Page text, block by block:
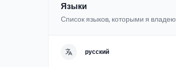
Языки
Список языков, которыми я владею
русский